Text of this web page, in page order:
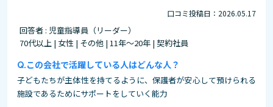
口コミ投稿日：2026.05.17
回答者 : 児童指導員（リーダー）
70代以上 | 女性 | その他 | 11年～20年 | 契約社員
この会社で活躍している人はどんな人？
子どもたちが主体性を持てるように、保護者が安心して預けられる
施設であるためにサポートをしていく能力